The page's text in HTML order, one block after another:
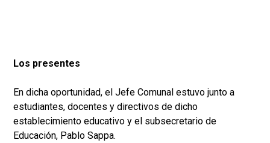
Los presentes
En dicha oportunidad, el Jefe Comunal estuvo junto a
estudiantes, docentes y directivos de dicho
establecimiento educativo y el subsecretario de
Educación, Pablo Sappa.